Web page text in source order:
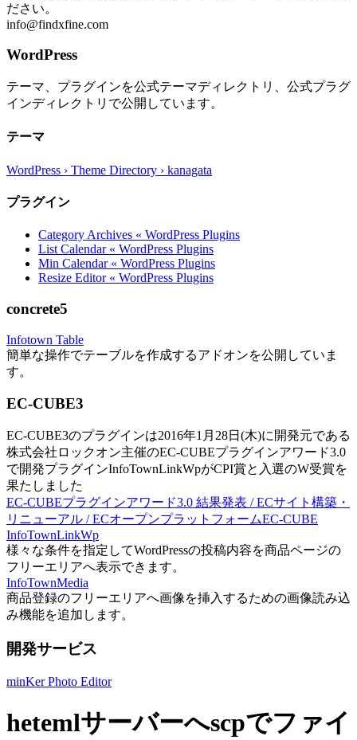
ださい。
info@findxfine.com
WordPress
テーマ、プラグインを公式テーマディレクトリ、公式プラグ
インディレクトリで公開しています。
テーマ
WordPress › Theme Directory › kanagata
プラグイン
Category Archives « WordPress Plugins
List Calendar « WordPress Plugins
Min Calendar « WordPress Plugins
Resize Editor « WordPress Plugins
concrete5
Infotown Table
簡単な操作でテーブルを作成するアドオンを公開していま
す。
EC-CUBE3
EC-CUBE3のプラグインは2016年1月28日(木)に開発元である
株式会社ロックオン主催のEC-CUBEプラグインアワード3.0
で開発プラグインInfoTownLinkWpがCPI賞と入選のW受賞を
果たしました
EC-CUBEプラグインアワード3.0 結果発表 / ECサイト構築・
リニューアル / ECオープンプラットフォームEC-CUBE
InfoTownLinkWp
様々な条件を指定してWordPressの投稿内容を商品ページの
フリーエリアへ表示できます。
InfoTownMedia
商品登録のフリーエリアへ画像を挿入するための画像読み込
み機能を追加します。
開発サービス
minKer Photo Editor
hetemlサーバーへscpでファイ